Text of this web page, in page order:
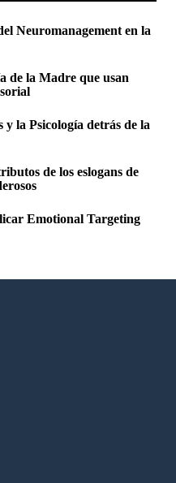
Neuromanagement en la
de la Madre que usan
y la Psicología detrás de la
de los eslogans de
Emotional Targeting